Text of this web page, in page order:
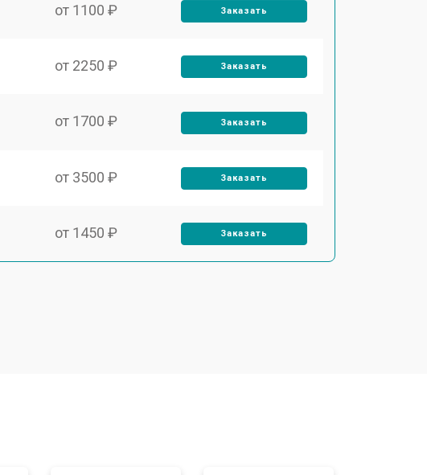
от 1100 ₽ Заказать
от 2250 ₽ Заказать
от 1700 ₽ Заказать
от 3500 ₽ Заказать
от 1450 ₽ Заказать